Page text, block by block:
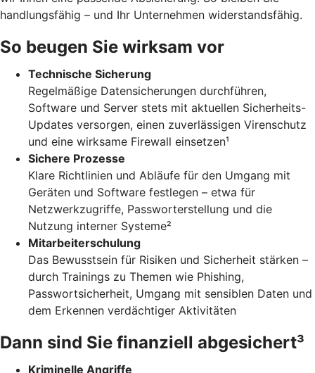
handlungsfähig – und Ihr Unternehmen widerstandsfähig.
So beugen Sie wirksam vor
Technische Sicherung
Regelmäßige Datensicherungen durchführen,
Software und Server stets mit aktuellen Sicherheits-
Updates versorgen, einen zuverlässigen Virenschutz
und eine wirksame Firewall einsetzen¹
Sichere Prozesse
Klare Richtlinien und Abläufe für den Umgang mit
Geräten und Software festlegen – etwa für
Netzwerkzugriffe, Passworterstellung und die
Nutzung interner Systeme²
Mitarbeiterschulung
Das Bewusstsein für Risiken und Sicherheit stärken –
durch Trainings zu Themen wie Phishing,
Passwortsicherheit, Umgang mit sensiblen Daten und
dem Erkennen verdächtiger Aktivitäten
Dann sind Sie finanziell abgesichert³
Kriminelle Angriffe